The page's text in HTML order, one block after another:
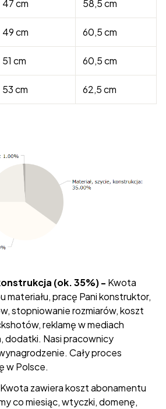
47 cm 58,5 cm
49 cm 60,5 cm
51 cm 60,5 cm
53 cm 62,5 cm
(ok. 35%) - Kwota
materiału, pracę Pani konstruktor,
stopniowanie rozmiarów, koszt
reklamę w mediach
dodatki. Nasi pracownicy
Cały proces
w Polsce.
Kwota zawiera koszt abonamentu
co miesiąc, wtyczki, domenę,